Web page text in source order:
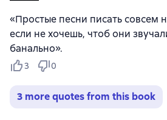
«Простые песни писать совсем
если не хочешь, чтоб они
банально».
3 0
3 more quotes from this book